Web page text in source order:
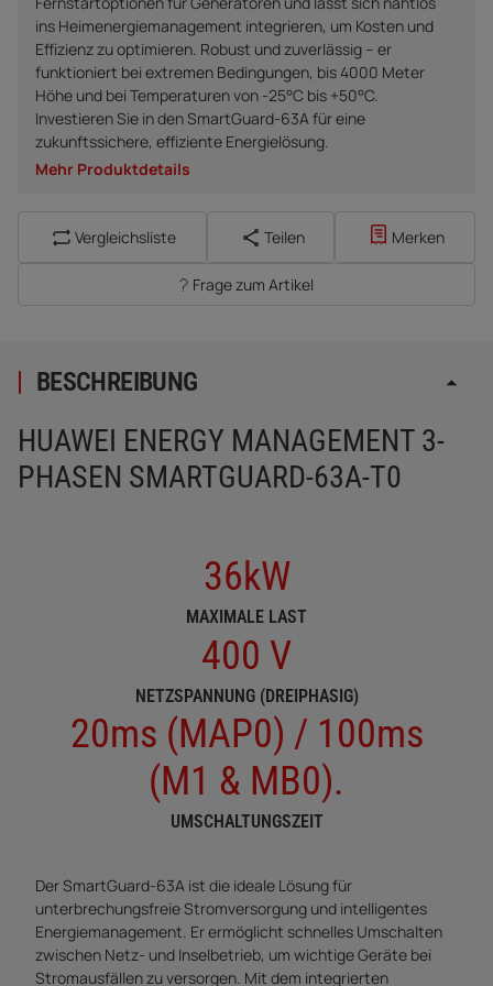
ins Heimenergiemanagement integrieren, um Kosten und
Effizienz zu optimieren. Robust und zuverlässig – er
funktioniert bei extremen Bedingungen, bis 4000 Meter
Höhe und bei Temperaturen von -25°C bis +50°C.
Investieren Sie in den SmartGuard-63A für eine
zukunftssichere, effiziente Energielösung.
Mehr Produktdetails
Vergleichsliste Teilen Merken
Frage zum Artikel
BESCHREIBUNG
HUAWEI ENERGY MANAGEMENT 3-
PHASEN SMARTGUARD-63A-T0
36kW
MAXIMALE LAST
400 V
NETZSPANNUNG (DREIPHASIG)
20ms (MAP0) / 100ms
(M1 & MB0).
UMSCHALTUNGSZEIT
Der SmartGuard-63A ist die ideale Lösung für
unterbrechungsfreie Stromversorgung und intelligentes
Energiemanagement. Er ermöglicht schnelles Umschalten
zwischen Netz- und Inselbetrieb, um wichtige Geräte bei
Stromausfällen zu versorgen. Mit dem integrierten